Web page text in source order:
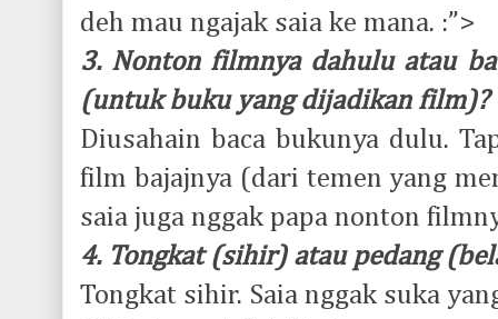
deh mau ngajak saia ke mana. :”>
3. Nonton filmnya dahulu atau
(untuk buku yang dijadikan film)?
Diusahain baca bukunya dulu.
film bajajnya (dari temen yang
saia juga nggak papa nonton
4. Tongkat (sihir) atau pedang
Tongkat sihir. Saia nggak suka